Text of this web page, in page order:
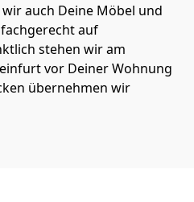
auch Deine Möbel und
auf
stehen wir am
vor Deiner Wohnung
übernehmen wir